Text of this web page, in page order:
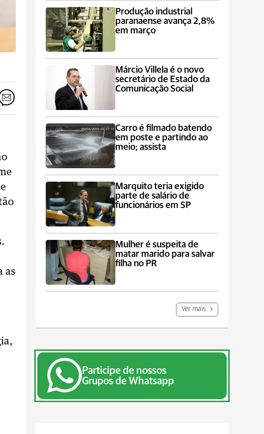
as
Produção industrial
paranaense avança 2,8%
em março
Márcio Villela é o novo
secretário de Estado da
Comunicação Social
Carro é filmado batendo
em poste e partindo ao
meio; assista
Marquito teria exigido
parte de salário de
funcionários em SP
Mulher é suspeita de
matar marido para salvar
filha no PR
Ver mais
Participe de nossos
Grupos de Whatsapp